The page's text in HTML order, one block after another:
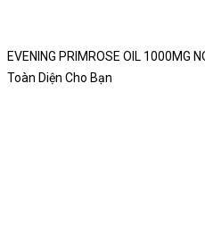
EVENING PRIMROSE OIL 1000MG
Toàn Diện Cho Bạn